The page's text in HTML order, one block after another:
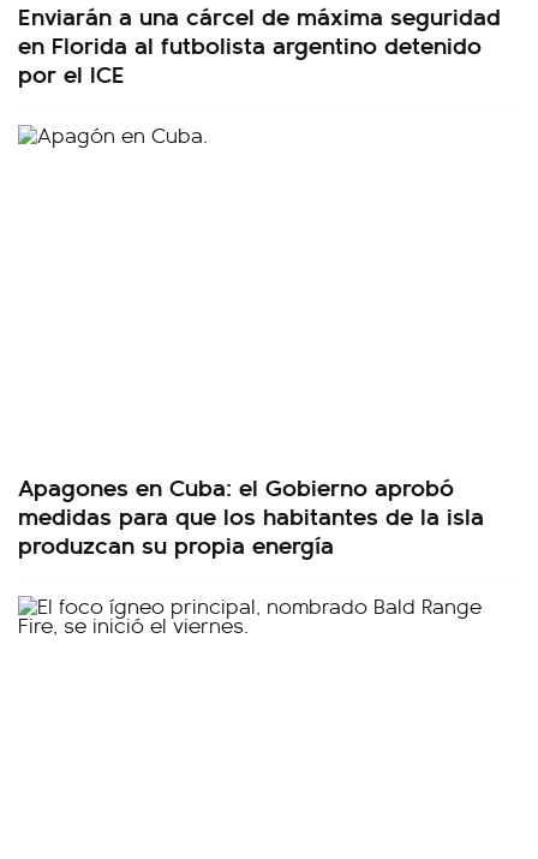
Enviarán a una cárcel de máxima seguridad
en Florida al futbolista argentino detenido
por el ICE
Apagones en Cuba: el Gobierno aprobó
medidas para que los habitantes de la isla
produzcan su propia energía